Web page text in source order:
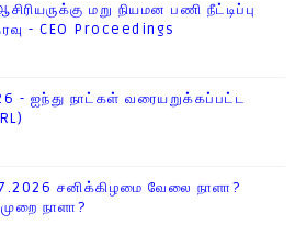
மறு நியமன பணி நீட்டிப்பு
- CEO Proceedings
- ஐந்து நாட்கள் வரையறுக்கப்பட்ட
சனிக்கிழமை வேலை நாளா?
நாளா?